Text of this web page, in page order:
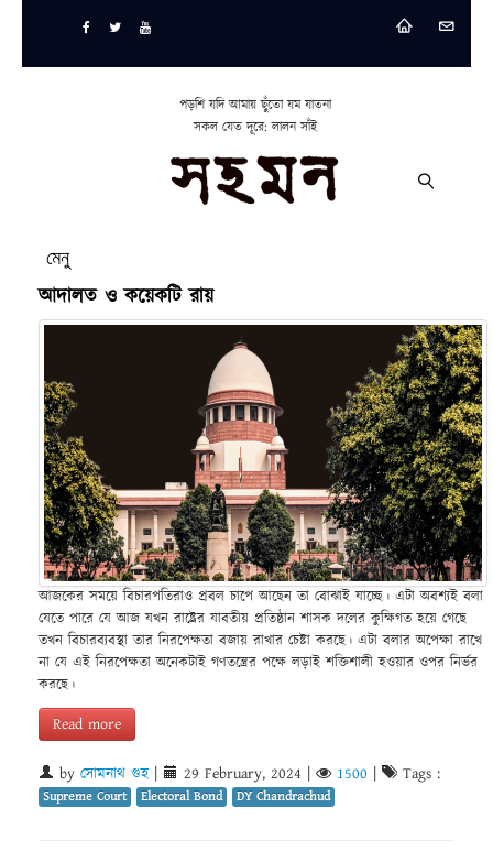
পড়শি যদি আমায় ছুঁতো যম যাতনা
সকল যেত দূরে: লালন সাঁই
মেনু
আদালত ও কয়েকটি রায়
আজকের সময়ে বিচারপতিরাও প্রবল চাপে আছেন তা বোঝাই যাচ্ছে। এটা অবশ্যই বলা
যেতে পারে যে আজ যখন রাষ্ট্রের যাবতীয় প্রতিষ্ঠান শাসক দলের কুক্ষিগত হয়ে গেছে
তখন বিচারব্যবস্থা তার নিরপেক্ষতা বজায় রাখার চেষ্টা করছে। এটা বলার অপেক্ষা রাখে
না যে এই নিরপেক্ষতা অনেকটাই গণতন্ত্রের পক্ষে লড়াই শক্তিশালী হওয়ার ওপর নির্ভর
করছে।
Read more
by সোমনাথ গুহ| 29 February, 2024 1500 Tags :
Supreme Court Electoral Bond DY Chandrachud